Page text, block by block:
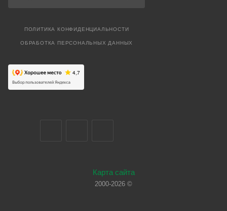
ПОЛИТИКА КОНФИДЕНЦИАЛЬНОСТИ
ОБРАБОТКА ПЕРСОНАЛЬНЫХ ДАННЫХ
Карта сайта
2000-2026 ©